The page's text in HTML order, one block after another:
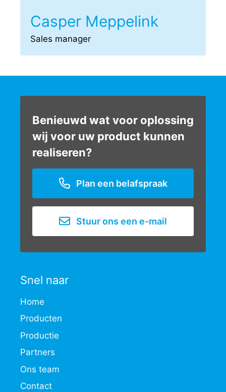
Casper Meppelink
Sales manager
Benieuwd wat voor oplossing
wij voor uw product kunnen
realiseren?
Plan een belafspraak
Stuur ons een e-mail
Snel naar
Home
Producten
Productie
Partners
Ons team
Contact